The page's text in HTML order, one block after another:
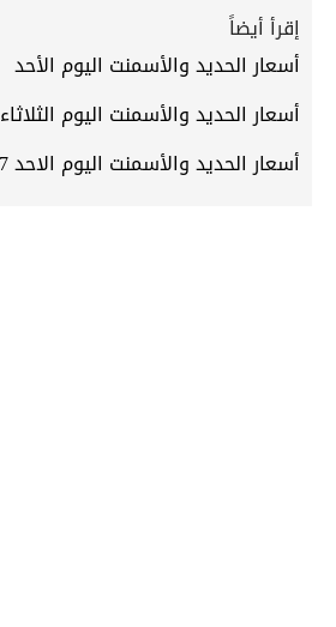
إقرأ أيضاً
أسعار الحديد والأسمنت اليوم الأحد
أسعار الحديد والأسمنت اليوم الثلاثاء 19 مايو 2026
أسعار الحديد والأسمنت اليوم الاحد 17 مايو 2026